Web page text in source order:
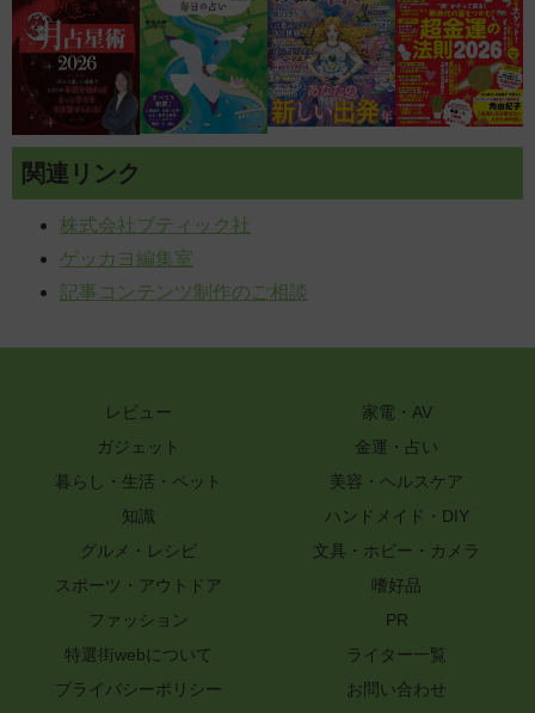
関連リンク
株式会社ブティック社
ゲッカヨ編集室
記事コンテンツ制作のご相談
レビュー
家電・AV
ガジェット
金運・占い
暮らし・生活・ペット
美容・ヘルスケア
知識
ハンドメイド・DIY
グルメ・レシピ
文具・ホビー・カメラ
スポーツ・アウトドア
嗜好品
ファッション
PR
特選街webについて
ライター一覧
プライバシーポリシー
お問い合わせ